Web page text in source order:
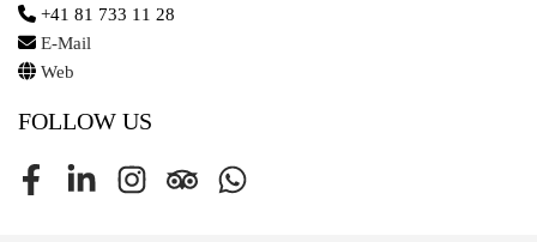
+41 81 733 11 28
E-Mail
Web
FOLLOW US
FacebookLinkedInInstagramTripadvisorWhatsapp Channel